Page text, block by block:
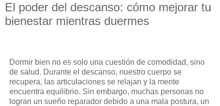
El poder del descanso: cómo mejorar tu
bienestar mientras duermes
Dormir bien no es solo una cuestión de comodidad, sino
de salud. Durante el descanso, nuestro cuerpo se
recupera, las articulaciones se relajan y la mente
encuentra equilibrio. Sin embargo, muchas personas no
logran un sueño reparador debido a una mala postura, un